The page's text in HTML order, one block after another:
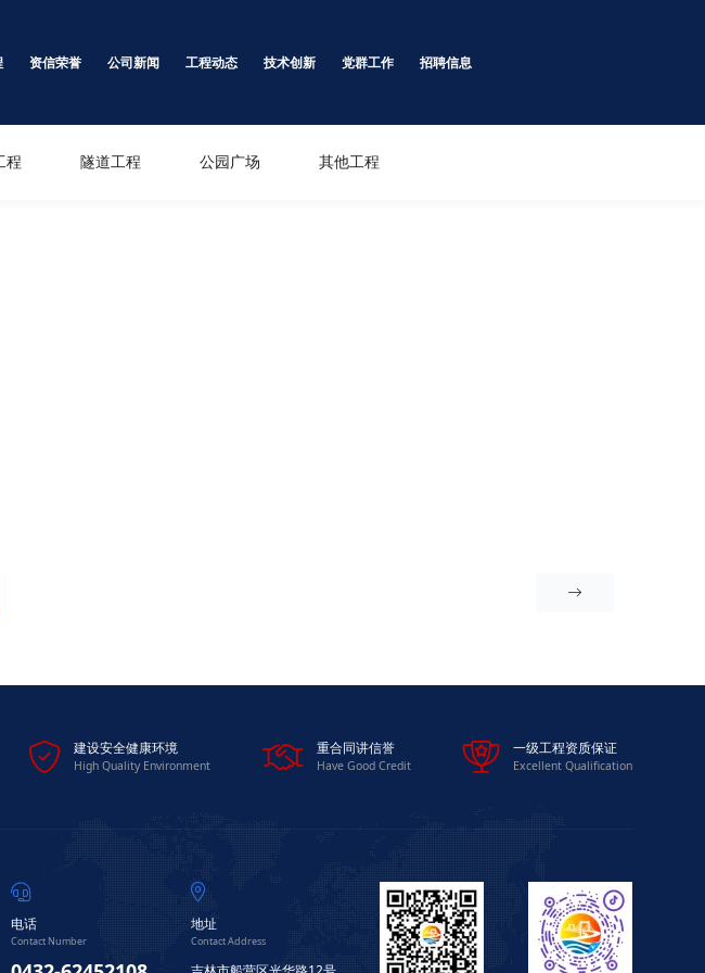
资信荣誉 公司新闻 工程动态 技术创新 党群工作 招聘信息
程 隧道工程 公园广场 其他工程

 建设安全健康环境
High Quality Environment  重合同讲信誉
Have Good Credit  一级工程资质保证
Excellent Qualification

电话
Contact Number

地址
Contact Address